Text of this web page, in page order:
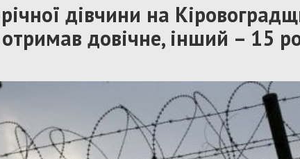
дівчини на
довічне, інший – 15